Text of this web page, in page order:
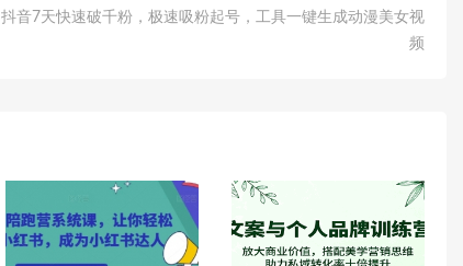
抖音7天快速破千粉，极速吸粉起号，工具一键生成动漫美女视
频